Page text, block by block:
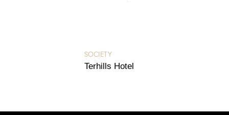
SOCIETY
Terhills Hotel